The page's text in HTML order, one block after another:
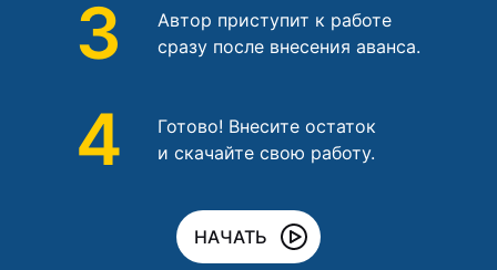
3
Автор приступит к работе
сразу после внесения аванса.
4
Готово! Внесите остаток
и скачайте свою работу.
НАЧАТЬ